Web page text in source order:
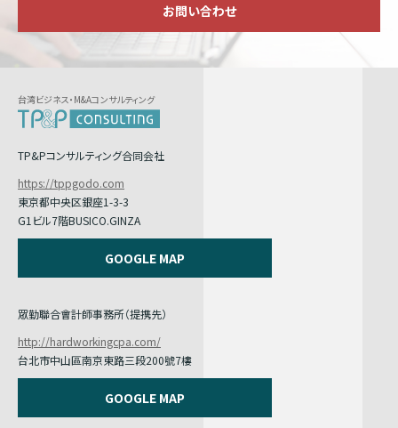
お問い合わせ
台湾ビジネス・M&Aコンサルティング
TP&Pコンサルティング合同会社
https://tppgodo.com
東京都中央区銀座1-3-3
G1ビル7階BUSICO.GINZA
GOOGLE MAP
眾勤聯合會計師事務所（提携先）
http://hardworkingcpa.com/
台北市中山區南京東路三段200號7樓
GOOGLE MAP